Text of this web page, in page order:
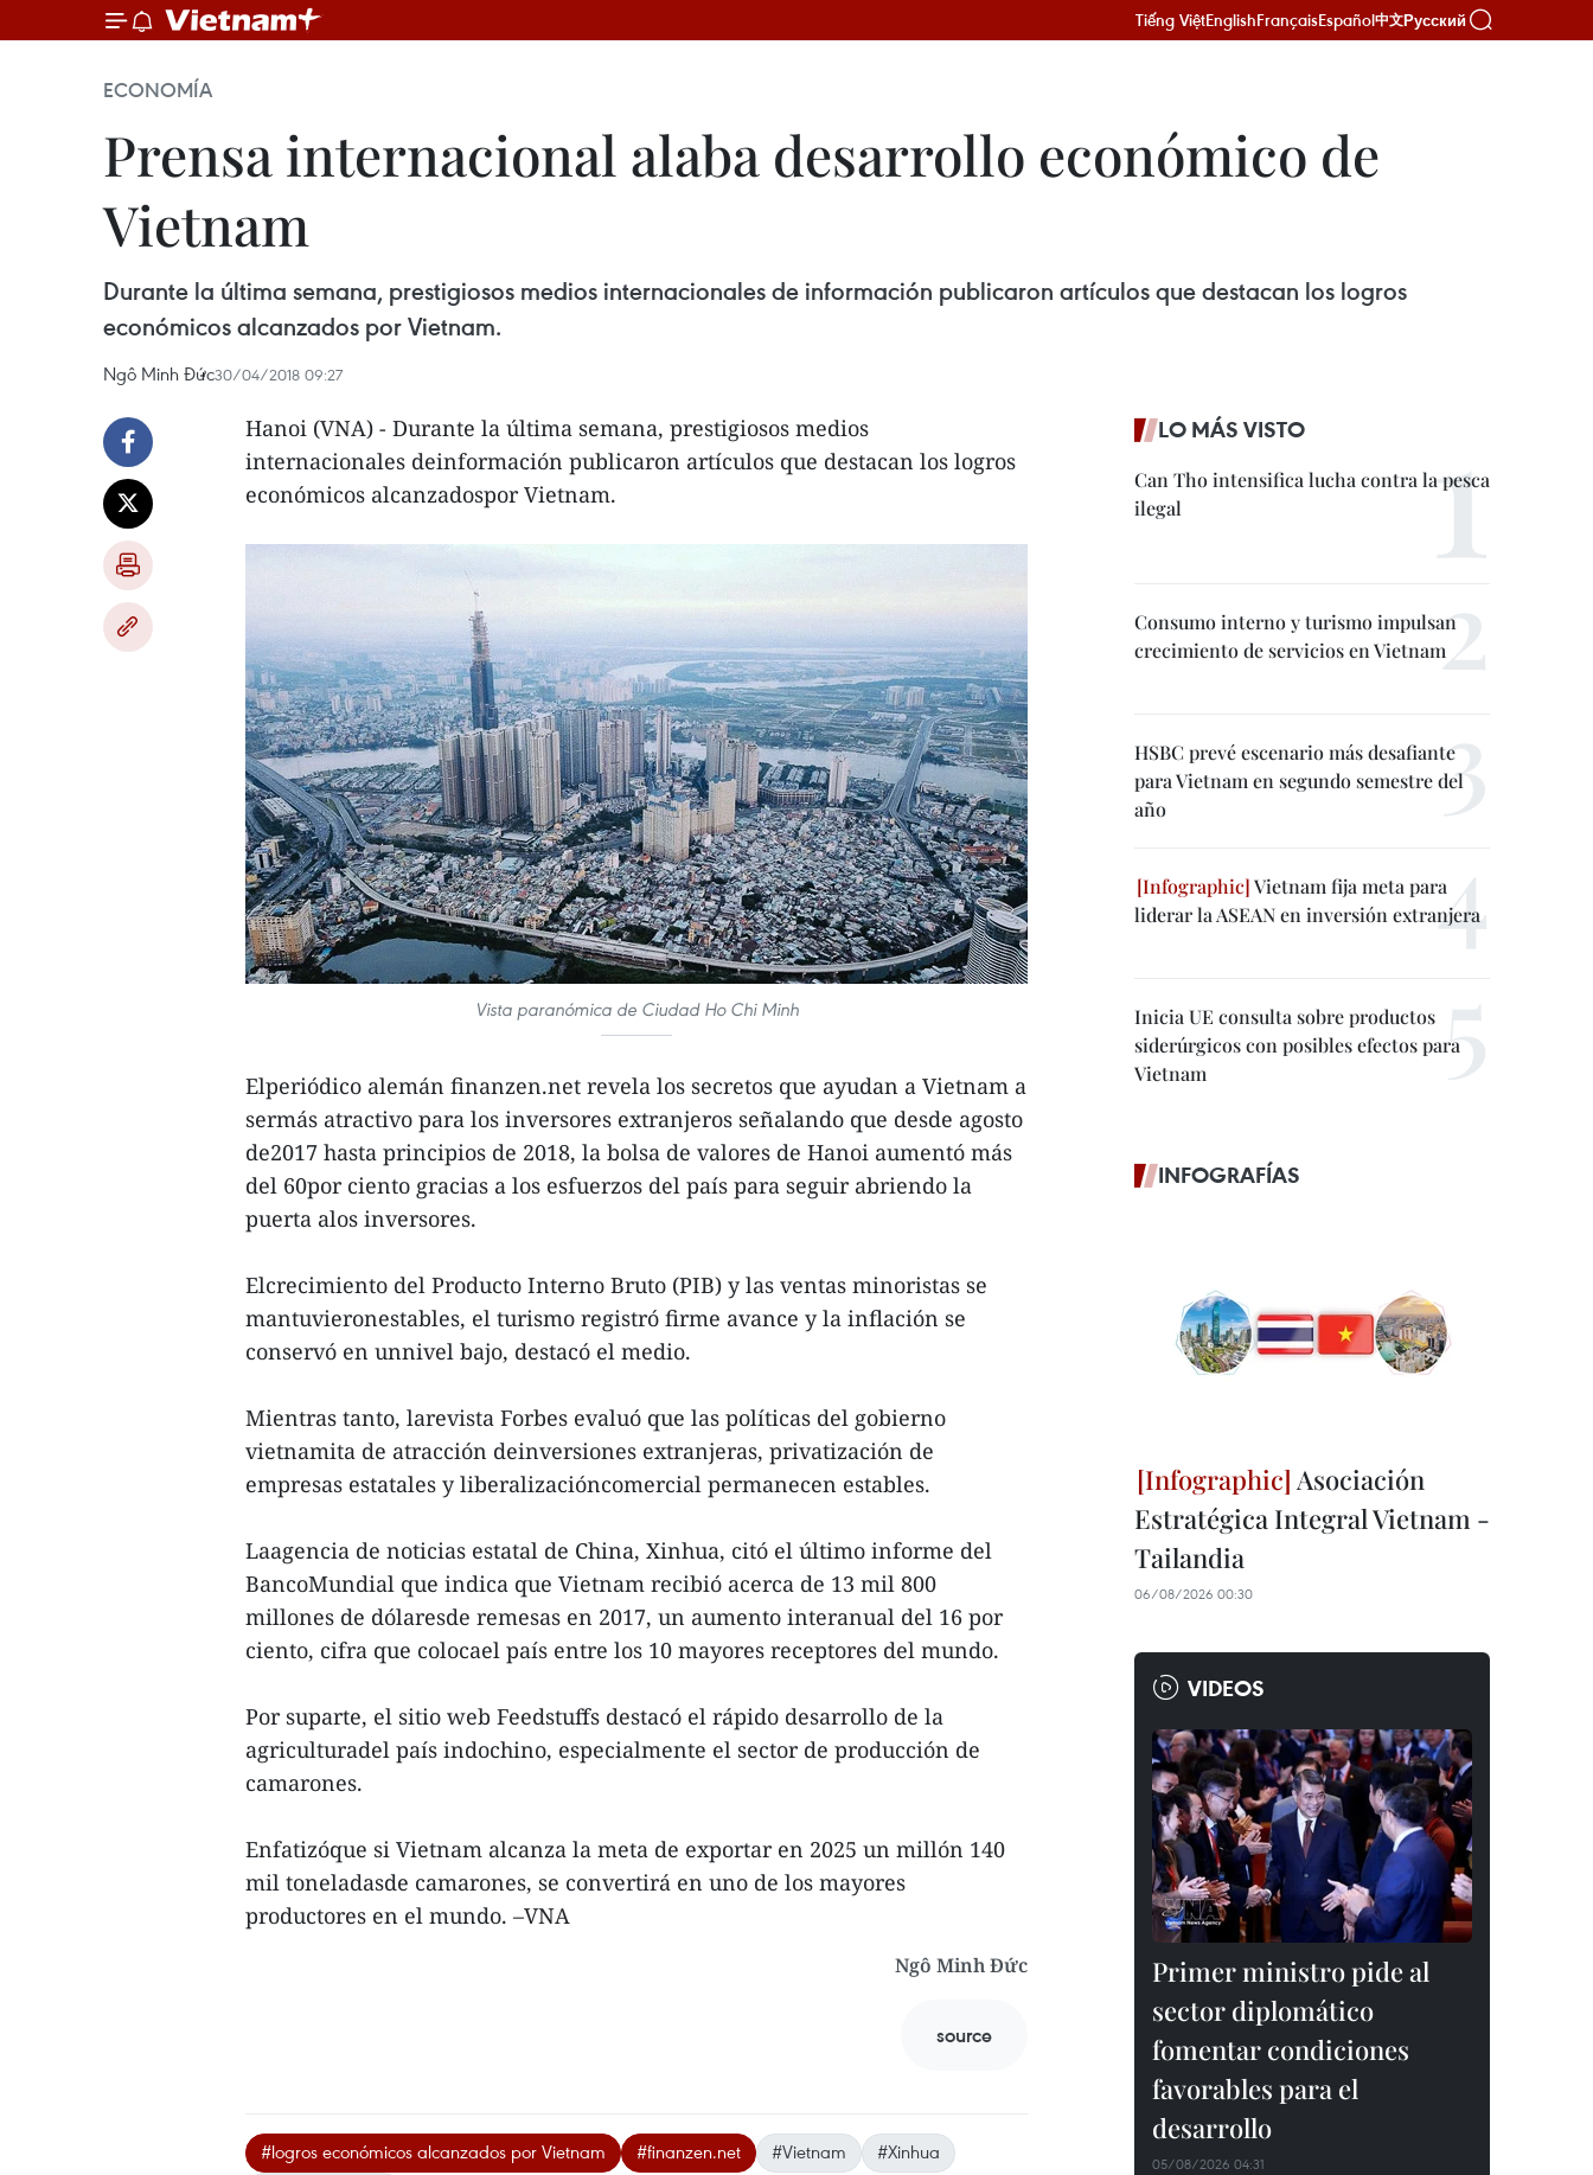
Tiếng ViệtEnglishFrançaisEspañol中文Русский
ECONOMÍA
Prensa internacional alaba desarrollo económico de
Vietnam
Durante la última semana, prestigiosos medios internacionales de información publicaron artículos que destacan los logros
económicos alcanzados por Vietnam.
Ngô Minh Đức30/04/2018 09:27
Hanoi (VNA) - Durante la última semana, prestigiosos medios
internacionales deinformación publicaron artículos que destacan los logros
económicos alcanzadospor Vietnam.
Vista paranómica de Ciudad Ho Chi Minh
Elperiódico alemán finanzen.net revela los secretos que ayudan a Vietnam a
sermás atractivo para los inversores extranjeros señalando que desde agosto
de2017 hasta principios de 2018, la bolsa de valores de Hanoi aumentó más
del 60por ciento gracias a los esfuerzos del país para seguir abriendo la
puerta alos inversores.
Elcrecimiento del Producto Interno Bruto (PIB) y las ventas minoristas se
mantuvieronestables, el turismo registró firme avance y la inflación se
conservó en unnivel bajo, destacó el medio.
Mientras tanto, larevista Forbes evaluó que las políticas del gobierno
vietnamita de atracción deinversiones extranjeras, privatización de
empresas estatales y liberalizacióncomercial permanecen estables.
Laagencia de noticias estatal de China, Xinhua, citó el último informe del
BancoMundial que indica que Vietnam recibió acerca de 13 mil 800
millones de dólaresde remesas en 2017, un aumento interanual del 16 por
ciento, cifra que colocael país entre los 10 mayores receptores del mundo.
Por suparte, el sitio web Feedstuffs destacó el rápido desarrollo de la
agriculturadel país indochino, especialmente el sector de producción de
camarones.
Enfatizóque si Vietnam alcanza la meta de exportar en 2025 un millón 140
mil toneladasde camarones, se convertirá en uno de los mayores
productores en el mundo. –VNA
Ngô Minh Đức
source
#logros económicos alcanzados por Vietnam #finanzen.net #Vietnam
#Xinhua
LO MÁS VISTO
Can Tho intensifica lucha contra la pesca
ilegal
Consumo interno y turismo impulsan
crecimiento de servicios en Vietnam
HSBC prevé escenario más desafiante
para Vietnam en segundo semestre del
año
Vietnam fija meta para
liderar la ASEAN en inversión extranjera
Inicia UE consulta sobre productos
siderúrgicos con posibles efectos para
Vietnam
INFOGRAFÍAS
Asociación
Estratégica Integral Vietnam -
Tailandia
06/08/2026 00:30
VIDEOS
Primer ministro pide al
sector diplomático
fomentar condiciones
favorables para el
desarrollo
05/08/2026 04:31